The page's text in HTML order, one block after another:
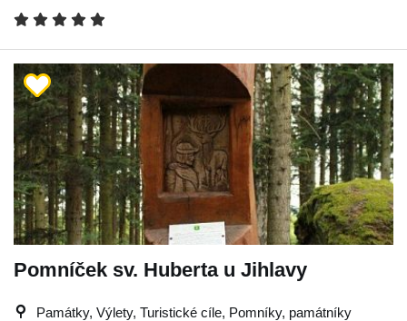
Pomníček sv. Huberta u Jihlavy
Památky, Výlety, Turistické cíle, Pomníky, památníky